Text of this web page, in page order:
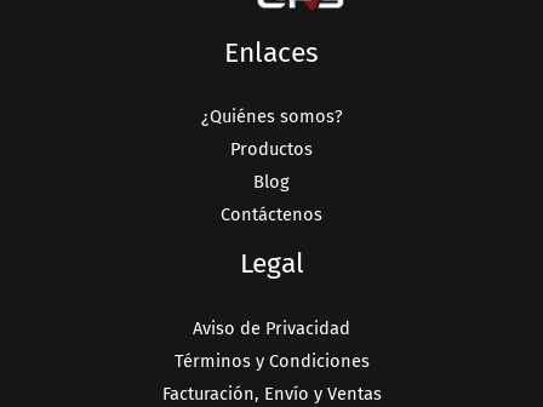
Enlaces
¿Quiénes somos?
Productos
Blog
Contáctenos
Legal
Aviso de Privacidad
Términos y Condiciones
Facturación, Envío y Ventas